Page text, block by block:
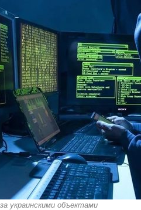
украинскими объектами